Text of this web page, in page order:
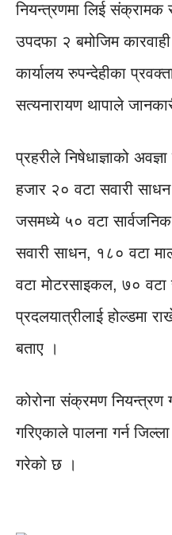
नियन्त्रणमा लिई
उपदफा २ बमोजिम
कार्यालय रुपन्देहीका
सत्यनारायण थापाले
प्रहरीले निषेधाज्ञाको
हजार २० वटा सवारी
जसमध्ये ५० वटा
सवारी साधन, १८० वटा
वटा मोटरसाइकल, ७०
प्रदलयात्रीलाई होल्डमा
बताए ।
कोरोना संक्रमण नियन्त्रण
गरिएकाले पालना गर्न
गरेको छ ।